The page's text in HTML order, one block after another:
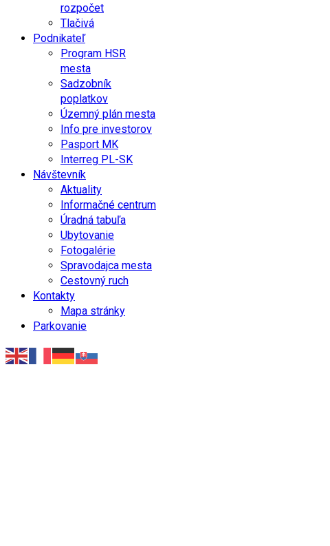
rozpočet
Tlačivá
Podnikateľ
Program HSR
mesta
Sadzobník
poplatkov
Územný plán mesta
Info pre investorov
Pasport MK
Interreg PL-SK
Návštevník
Aktuality
Informačné centrum
Úradná tabuľa
Ubytovanie
Fotogalérie
Spravodajca mesta
Cestovný ruch
Kontakty
Mapa stránky
Parkovanie